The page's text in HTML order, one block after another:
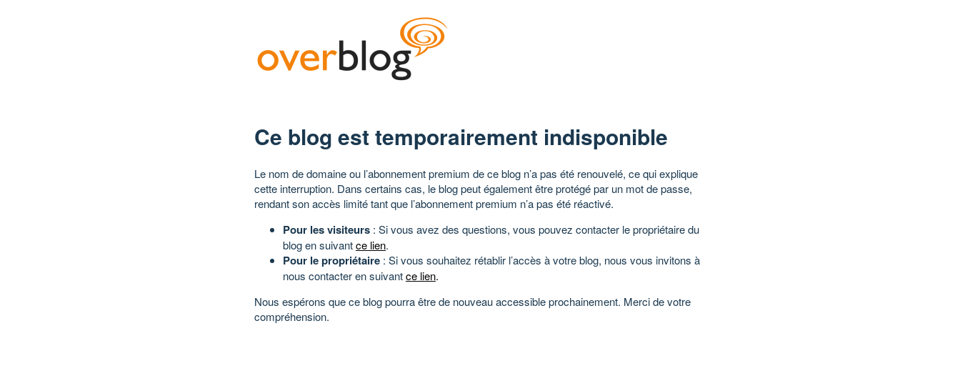
Ce blog est temporairement indisponible
Le nom de domaine ou l’abonnement premium de ce blog n’a pas été renouvelé, ce qui explique
cette interruption. Dans certains cas, le blog peut également être protégé par un mot de passe,
rendant son accès limité tant que l’abonnement premium n’a pas été réactivé.
Pour les visiteurs : Si vous avez des questions, vous pouvez contacter le propriétaire du
blog en suivantce lien.
Pour le propriétaire : Si vous souhaitez rétablir l’accès à votre blog, nous vous invitons à
nous contacter en suivantce lien.
Nous espérons que ce blog pourra être de nouveau accessible prochainement. Merci de votre
compréhension.